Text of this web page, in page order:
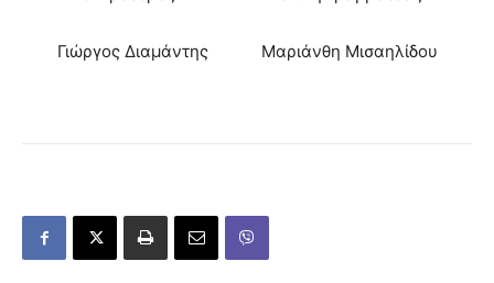
Γιώργος Διαμάντης Μαριάνθη Μισαηλίδου